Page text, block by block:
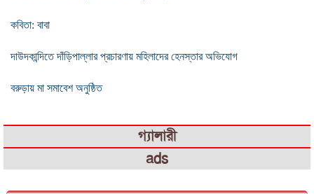
কবিতা: বাবা
দাউদকান্দিতে দাঁড়িপাল্লার প্রচারণায় মহিলাদের হেনস্তার অভিযোগ
বরুড়ায় মা সমাবেশ অনুষ্ঠিত
গ্যালারী
ads